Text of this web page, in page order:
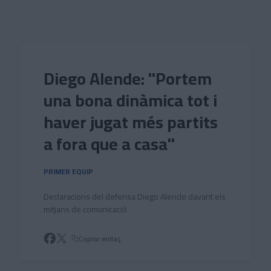
Diego Alende: "Portem
una bona dinàmica tot i
haver jugat més partits
a fora que a casa"
PRIMER EQUIP
Declaracions del defensa Diego Alende davant els
mitjans de comunicació
Copiar enllaç